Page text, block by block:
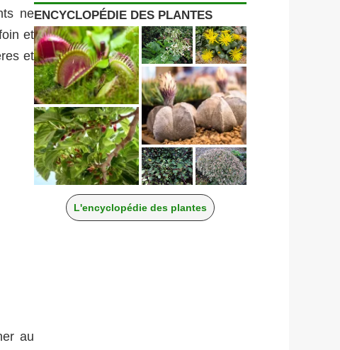
ne
et
et
au
ENCYCLOPÉDIE DES PLANTES
L'encyclopédie des plantes